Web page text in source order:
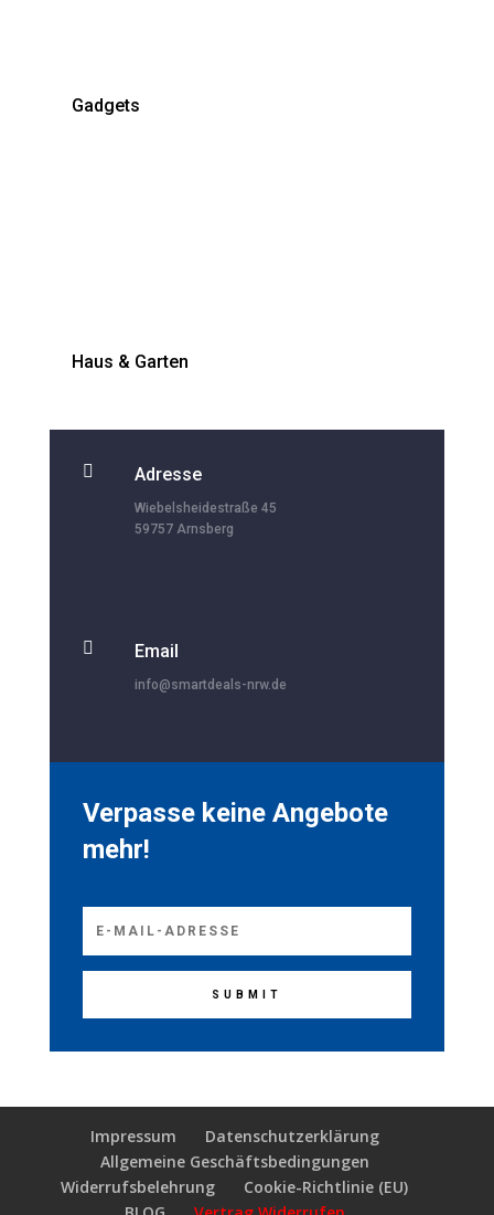
Gadgets
Haus & Garten
 Adresse
Wiebelsheidestraße 45
59757 Arnsberg
 Email
info@smartdeals-nrw.de
Verpasse keine Angebote
mehr!
SUBMIT
Impressum
Datenschutzerklärung
Allgemeine Geschäftsbedingungen
Widerrufsbelehrung
Cookie-Richtlinie (EU)